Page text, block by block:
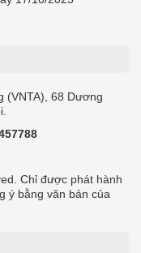
(VNTA), 68 Dương
Chỉ được phát hành
ý bằng văn bản của